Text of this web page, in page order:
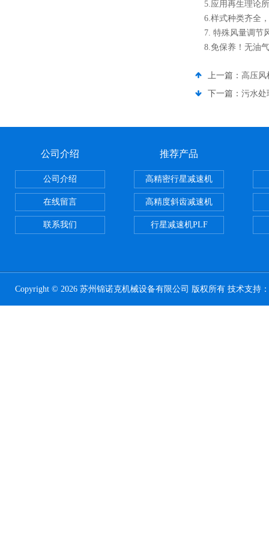
5.应用再生理论
6.样式种类齐全
7. 特殊风量调节
8.免保养！无油
上一篇： 高压风
下一篇： 污水处
公司介绍
公司介绍
在线留言
联系我们
推荐产品
高精密行星减速机
高精度斜齿减速机
行星减速机PLF
Copyright © 2026 苏州锦诺克机械设备有限公司 版权所有 技术支持：